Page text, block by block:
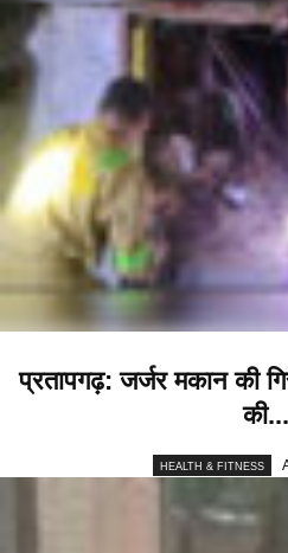
प्रतापगढ़: जर्जर मकान की
की...
HEALTH & FITNESS